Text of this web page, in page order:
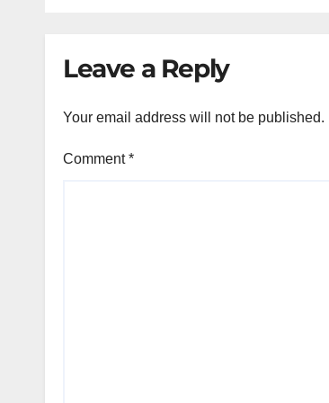
Leave a Reply
Your email address will not be published.
Comment*